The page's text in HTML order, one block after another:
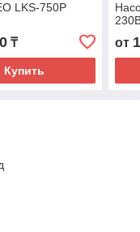
LKS-750P
₸
Купить
от